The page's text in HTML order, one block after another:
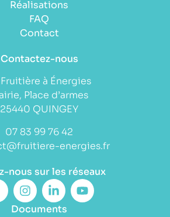
Réalisations
FAQ
Contact
Contactez-nous
Fruitière à Énergies
Place d’armes
25440 QUINGEY
07 83 99 76 42
energies.fr
nous sur les réseaux
Documents